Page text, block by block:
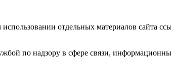
отдельных материалов сайта
по надзору в сфере связи,